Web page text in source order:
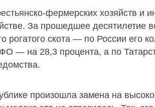
фермерских хозяйств и
За прошедшее десятилетие
рогатого скота — по России его
— на 28,3 процента, а по
произошла замена на